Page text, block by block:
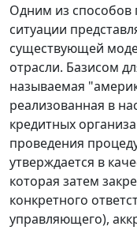
Одним из способов
ситуации
существующей
отрасли. Базисом
называемая
реализованная в
кредитных
проведения
утверждается в
которая затем
конкретного
управляющего),